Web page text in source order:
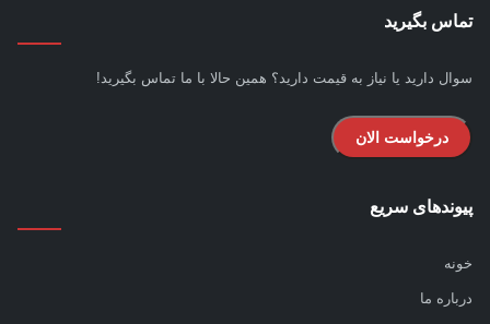
بگیرید
دارید یا نیاز به قیمت دارید؟ همین حالا با ما تماس بگیرید!
درخواست الان
سریع
ما